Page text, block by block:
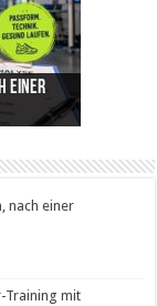
einer
mit
und
Stress
nach einer
Training mit